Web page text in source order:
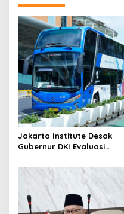
Jakarta Institute Desak
Gubernur DKI Evaluasi
Penumpang Diturunkan